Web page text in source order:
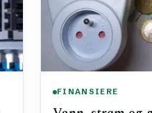
FINANSIERE